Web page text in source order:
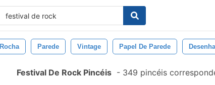
Rocha Parede Vintage Papel De Parede
Festival De Rock Pincéis - 349 pincéis